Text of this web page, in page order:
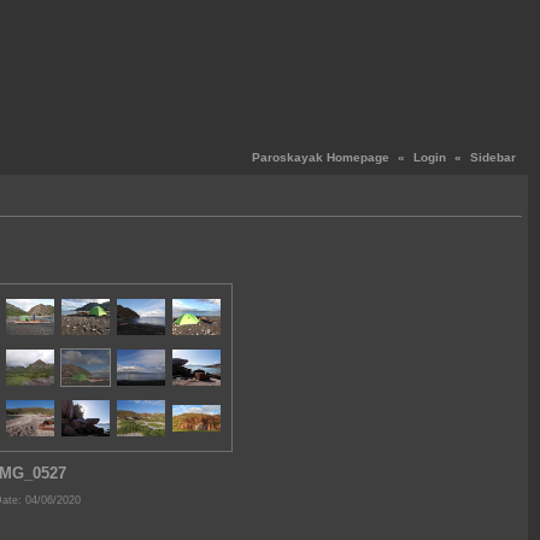
Paroskayak Homepage « Login « Sidebar
04/06/2020